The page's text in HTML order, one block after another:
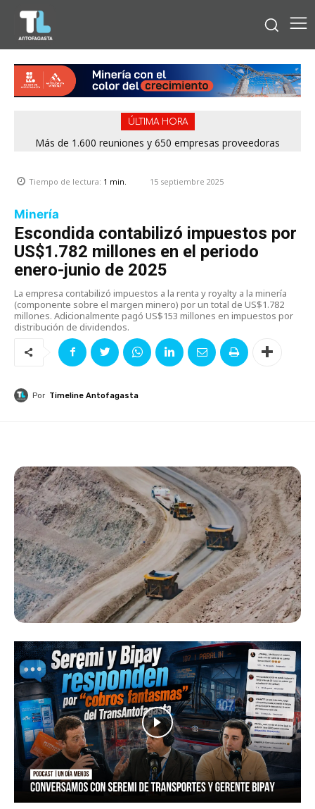
ÚLTIMA HORA
Más de 1.600 reuniones y 650 empresas proveedoras
Tiempo de lectura: 1 min. 15 septiembre 2025
Minería
Escondida contabilizó impuestos por
US$1.782 millones en el periodo
enero-junio de 2025
La empresa contabilizó impuestos a la renta y royalty a la minería
(componente sobre el margen minero) por un total de US$1.782
millones. Adicionalmente pagó US$153 millones en impuestos por
distribución de dividendos.
Por Timeline Antofagasta